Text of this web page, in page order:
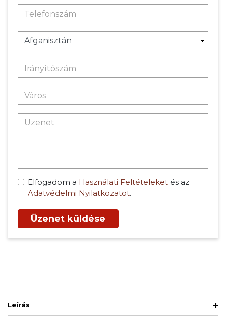
Elfogadom a Használati Feltételeket és az
Adatvédelmi Nyilatkozatot.
Üzenet küldése
Leírás